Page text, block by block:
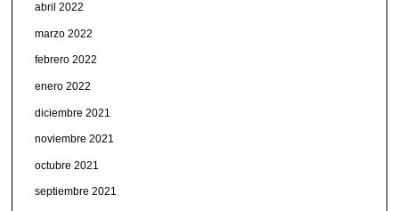
abril 2022
marzo 2022
febrero 2022
enero 2022
diciembre 2021
noviembre 2021
octubre 2021
septiembre 2021